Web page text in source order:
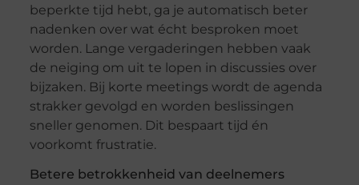
beperkte tijd hebt, ga je automatisch beter
nadenken over wat écht besproken moet
worden. Lange vergaderingen hebben vaak
de neiging om uit te lopen in discussies over
bijzaken. Bij korte meetings wordt de agenda
strakker gevolgd en worden beslissingen
sneller genomen. Dit bespaart tijd én
voorkomt frustratie.
Betere betrokkenheid van deelnemers